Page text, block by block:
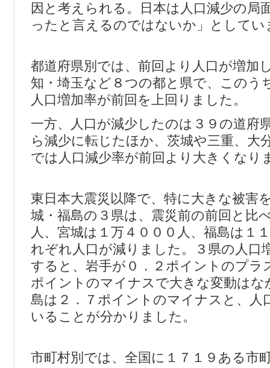
因と考えられる。日本は人口減少の局
ったと言えるのではないか」としてい
都道府県別では、前回より人口が増加
知・埼玉など８つの都と県で、このう
人口増加率が前回を上回りました。
一方、人口が減少したのは３９の道府
ら減少に転じたほか、茨城や三重、大
では人口減少率が前回より大きくなり
東日本大震災以降で、特に大きな被害
城・福島の３県は、震災前の前回と比
人、宮城は１万４０００人、福島は１
れぞれ人口が減りました。３県の人口
すると、岩手が０．２ポイントのプラ
ポイントのマイナスで大きな変動はな
島は２．７ポイントのマイナスと、人
いることが分かりました。
市町村別では、全国に１７１９ある市